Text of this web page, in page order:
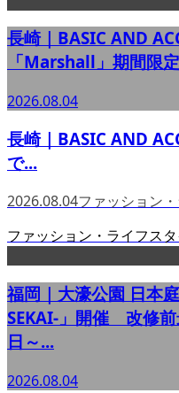
長崎｜BASIC AND
「Marshall」期間限
2026.08.04
長崎｜BASIC AND
で...
2026.08.04ファッション
ファッション・ライフス
福岡｜大濠公園 日本
SEKAI-」開催 改修前
日～...
2026.08.04